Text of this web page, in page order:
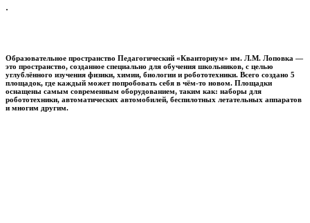
.
Образовательное пространство Педагогический «Кванториум» им. Л.М. Лоповка —
это пространство, созданное специально для обучения школьников, с целью
углублённого изучения физики, химии, биологии и робототехники. Всего создано 5
площадок, где каждый может попробовать себя в чём-то новом. Площадки
оснащены самым современным оборудованием, таким как: наборы для
робототехники, автоматических автомобилей, беспилотных летательных аппаратов
и многим другим.